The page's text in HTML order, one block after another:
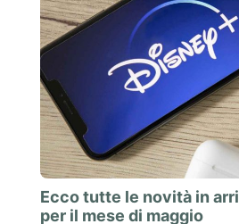
Ecco tutte le novità in
per il mese di maggio